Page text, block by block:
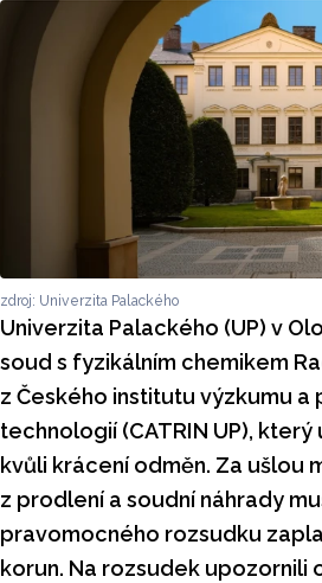
zdroj: Univerzita Palackého
Univerzita Palackého (UP) v
soud s fyzikálním chemikem
z Českého institutu výzkumu a
technologií (CATRIN UP),
kvůli krácení odměn. Za ušlou
z prodlení a soudní náhrady
pravomocného rozsudku
korun. Na rozsudek upozornili